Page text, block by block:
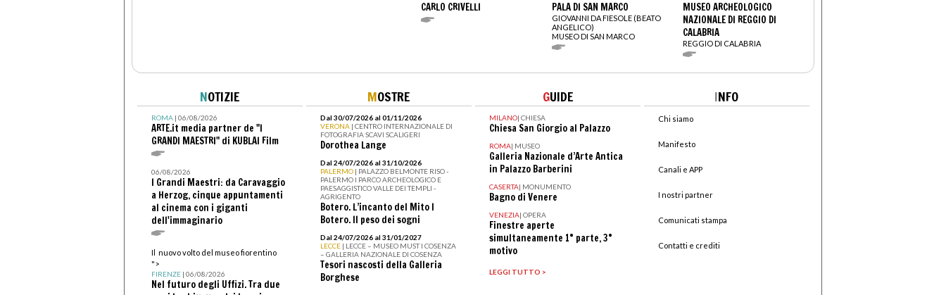
CARLO CRIVELLI PALA DI SAN MARCO
GIOVANNI DA FIESOLE (BEATO
ANGELICO)
MUSEO DI SAN MARCO
MUSEO ARCHEOLOGICO
NAZIONALE DI REGGIO DI
CALABRIA
REGGIO DI CALABRIA
NOTIZIE
ROMA| 06/08/2026
ARTE.it media partner de "I
GRANDI MAESTRI" di KUBLAI Film
06/08/2026
I Grandi Maestri: da Caravaggio
a Herzog, cinque appuntamenti
al cinema con i giganti
dell'immaginario
Il nuovo volto del museo fiorentino
">
FIRENZE| 06/08/2026
Nel futuro degli Uffizi. Tra due
MOSTRE
Dal 30/07/2026 al 01/11/2026
VERONA | CENTRO INTERNAZIONALE DI
FOTOGRAFIA SCAVI SCALIGERI
Dorothea Lange
Dal 24/07/2026 al 31/10/2026
PALERMO | PALAZZO BELMONTE RISO -
PALERMO I PARCO ARCHEOLOGICO E
PAESAGGISTICO VALLE DEI TEMPLI -
AGRIGENTO
Botero. L’incanto del Mito I
Botero. Il peso dei sogni
Dal 24/07/2026 al 31/01/2027
LECCE | LECCE – MUSEO MUST I COSENZA
– GALLERIA NAZIONALE DI COSENZA
Tesori nascosti della Galleria
Borghese
GUIDE
MILANO| CHIESA
Chiesa San Giorgio al Palazzo
ROMA| MUSEO
Galleria Nazionale d’Arte Antica
in Palazzo Barberini
CASERTA| MONUMENTO
Bagno di Venere
VENEZIA| OPERA
Finestre aperte
simultaneamente 1° parte, 3°
motivo
LEGGI TUTTO >
INFO
Chi siamo
Manifesto
Canali e APP
I nostri partner
Comunicati stampa
Contatti e crediti